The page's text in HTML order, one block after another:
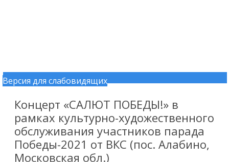
Версия для слабовидящих Перейти к содержимому
Концерт «САЛЮТ ПОБЕДЫ!» в
рамках культурно-художественного
обслуживания участников парада
Победы-2021 от ВКС (пос. Алабино,
Московская обл.)